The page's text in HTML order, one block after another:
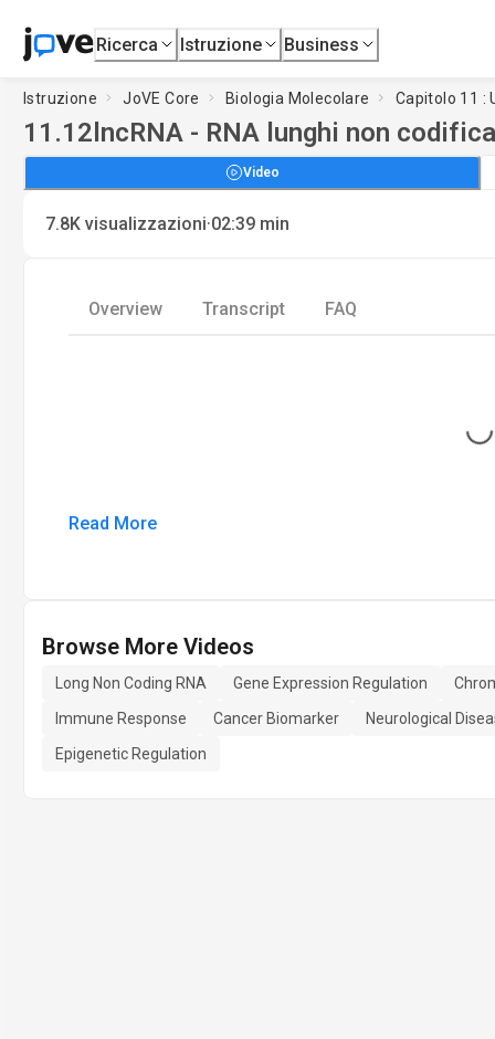
Ricerca Istruzione Business
Istruzione JoVE Core Biologia Molecolare Capitolo 11 :
11.12 lncRNA - RNA lunghi non
Video
7.8K visualizzazioni·02:39 min
Overview Transcript FAQ
Loading...
Read More
Browse More Videos
Long Non Coding RNA Gene Expression Regulation
Immune Response
Cancer Biomarker
Neurological
Epigenetic Regulation